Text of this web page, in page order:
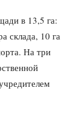
в 13,5 га:
склада, 10 га
На три